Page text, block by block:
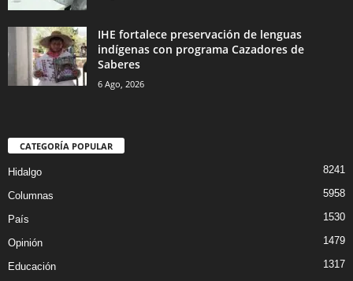
IHE fortalece preservación de lenguas
indígenas con programa Cazadores de
Saberes
6 Ago, 2026
CATEGORÍA POPULAR
Hidalgo 8241
Columnas 5958
País 1530
Opinión 1479
Educación 1317